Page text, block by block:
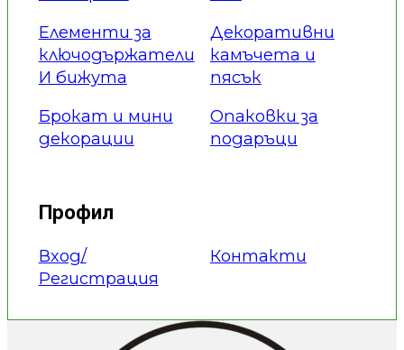
Елементи за
ключодържатели
И бижута
Брокат и мини
декорации
Декоративни
камъчета и
пясък
Опаковки за
подаръци
Профил
Вход/
Регистрация
Контакти